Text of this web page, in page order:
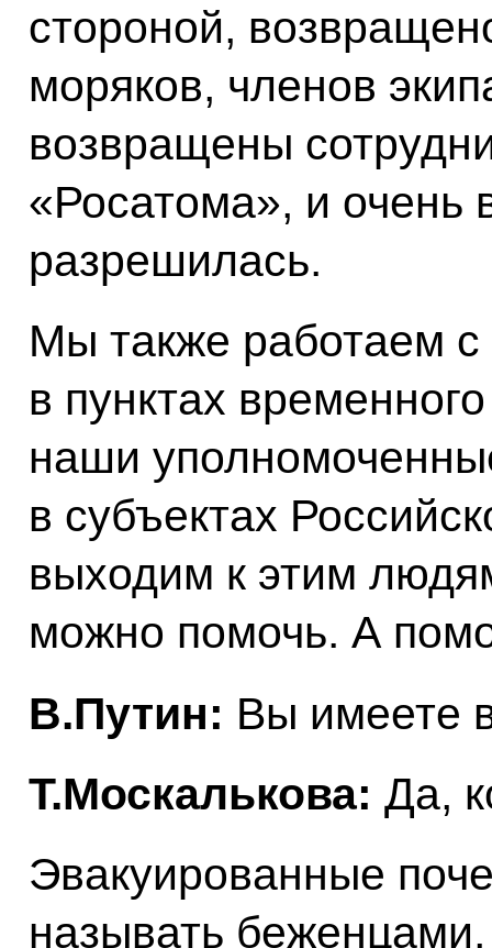
стороной,
моряков, членов
возвращены
«Росатома», и очень
разрешилась.
Мы также работаем
в пунктах
наши
в субъектах
выходим к этим
можно помочь. А
В.Путин: Вы имеете
Т.Москалькова: Да,
Эвакуированные
называть